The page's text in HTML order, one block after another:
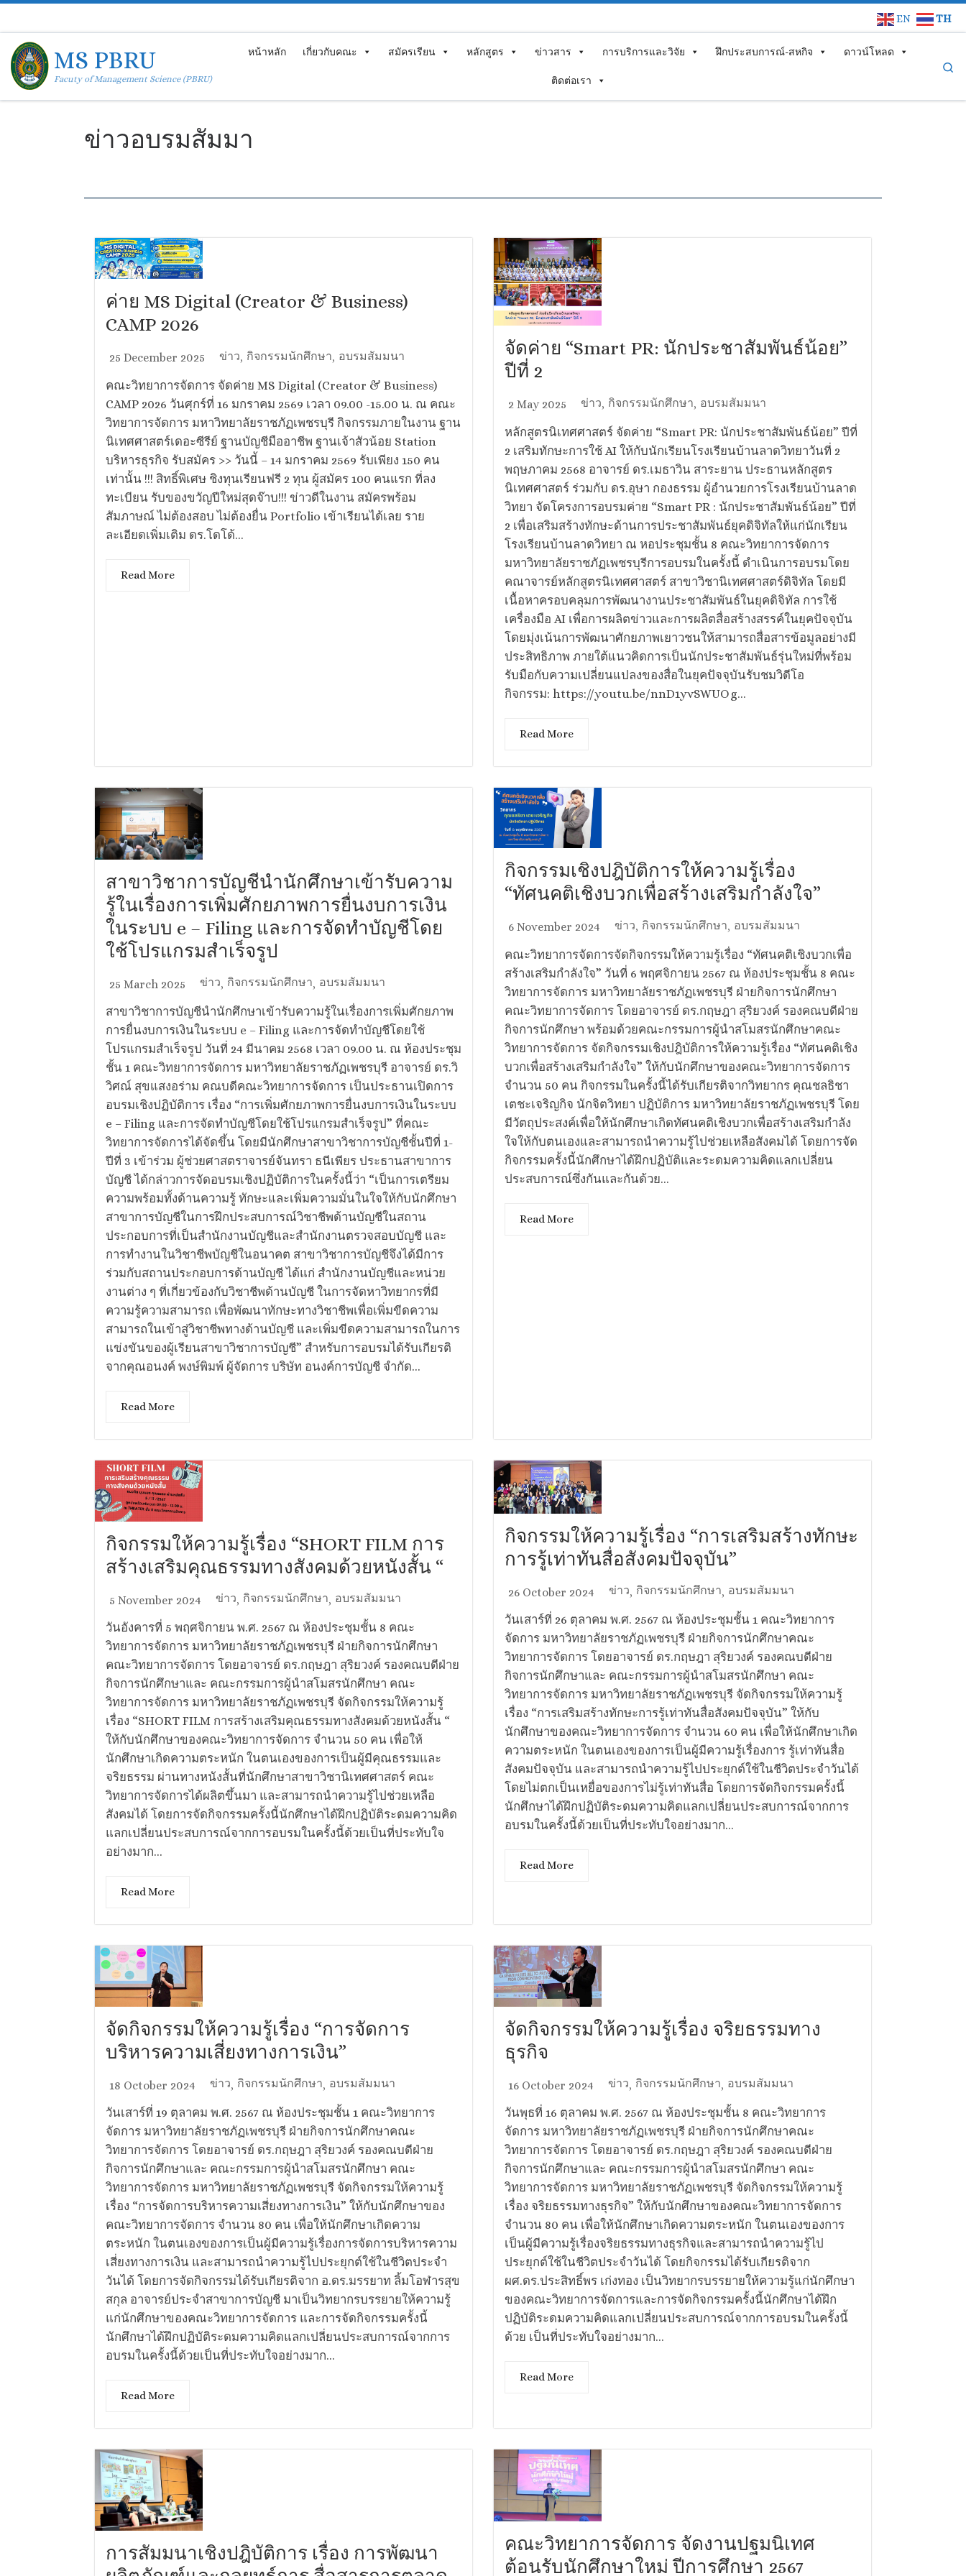
MS PBRU
Facuty of Management Science (PBRU)
หน้าหลัก เกี่ยวกับคณะ สมัครเรียน หลักสูตร ข่าวสาร การบริการและวิจัย ฝึกประสบการณ์-สหกิจ ดาวน์โหลด
ติดต่อเรา
ข่าวอบรมสัมมา
ค่าย MS Digital (Creator & Business)
CAMP 2026
25 December 2025 ข่าว, กิจกรรมนักศึกษา, อบรมสัมมนา
คณะวิทยาการจัดการ จัดค่าย MS Digital (Creator & Business)
CAMP 2026 วันศุกร์ที่ 16 มกราคม 2569 เวลา 09.00 -15.00 น. ณ คณะ
วิทยาการจัดการ มหาวิทยาลัยราชภัฏเพชรบุรี กิจกรรมภายในงาน ฐาน
นิเทศศาสตร์เดอะซีรีย์ ฐานบัญชีมืออาชีพ ฐานเจ้าสัวน้อย Station
บริหารธุรกิจ รับสมัคร >> วันนี้ – 14 มกราคม 2569 รับเพียง 150 คน
เท่านั้น !!! สิทธิ์พิเศษ ชิงทุนเรียนฟรี 2 ทุน ผู้สมัคร 100 คนแรก ที่ลง
ทะเบียน รับของขวัญปีใหม่สุดจ๊าบ!!! ข่าวดีในงาน สมัครพร้อม
สัมภาษณ์ ไม่ต้องสอบ ไม่ต้องยื่น Portfolio เข้าเรียนได้เลย ราย
ละเอียดเพิ่มเติม ดร.โดโด้...
Read More
จัดค่าย “Smart PR: นักประชาสัมพันธ์น้อย”
ปีที่ 2
2 May 2025 ข่าว, กิจกรรมนักศึกษา, อบรมสัมมนา
หลักสูตรนิเทศศาสตร์ จัดค่าย “Smart PR: นักประชาสัมพันธ์น้อย” ปีที่
2 เสริมทักษะการใช้ AI ให้กับนักเรียนโรงเรียนบ้านลาดวิทยาวันที่ 2
พฤษภาคม 2568 อาจารย์ ดร.เมธาวิน สาระยาน ประธานหลักสูตร
นิเทศศาสตร์ ร่วมกับ ดร.อุษา กองธรรม ผู้อำนวยการโรงเรียนบ้านลาด
วิทยา จัดโครงการอบรมค่าย “Smart PR : นักประชาสัมพันธ์น้อย” ปีที่
2 เพื่อเสริมสร้างทักษะด้านการประชาสัมพันธ์ยุคดิจิทัลให้แก่นักเรียน
โรงเรียนบ้านลาดวิทยา ณ หอประชุมชั้น 8 คณะวิทยาการจัดการ
มหาวิทยาลัยราชภัฏเพชรบุรีการอบรมในครั้งนี้ ดำเนินการอบรมโดย
คณาจารย์หลักสูตรนิเทศศาสตร์ สาขาวิชานิเทศศาสตร์ดิจิทัล โดยมี
เนื้อหาครอบคลุมการพัฒนางานประชาสัมพันธ์ในยุคดิจิทัล การใช้
เครื่องมือ AI เพื่อการผลิตข่าวและการผลิตสื่อสร้างสรรค์ในยุคปัจจุบัน
โดยมุ่งเน้นการพัฒนาศักยภาพเยาวชนให้สามารถสื่อสารข้อมูลอย่างมี
ประสิทธิภาพ ภายใต้แนวคิดการเป็นนักประชาสัมพันธ์รุ่นใหม่ที่พร้อม
รับมือกับความเปลี่ยนแปลงของสื่อในยุคปัจจุบันรับชมวิดีโอ
กิจกรรม: https://youtu.be/nnD1yvSWUOg...
Read More
สาขาวิชาการบัญชีนำนักศึกษาเข้ารับความ
รู้ในเรื่องการเพิ่มศักยภาพการยื่นงบการเงิน
ในระบบ e – Filing และการจัดทำบัญชีโดย
ใช้โปรแกรมสำเร็จรูป
25 March 2025 ข่าว, กิจกรรมนักศึกษา, อบรมสัมมนา
สาขาวิชาการบัญชีนำนักศึกษาเข้ารับความรู้ในเรื่องการเพิ่มศักยภาพ
การยื่นงบการเงินในระบบ e – Filing และการจัดทำบัญชีโดยใช้
โปรแกรมสำเร็จรูป วันที่ 24 มีนาคม 2568 เวลา 09.00 น. ณ ห้องประชุม
ชั้น 1 คณะวิทยาการจัดการ มหาวิทยาลัยราชภัฏเพชรบุรี อาจารย์ ดร.วิ
วิศณ์ สุขแสงอร่าม คณบดีคณะวิทยาการจัดการ เป็นประธานเปิดการ
อบรมเชิงปฏิบัติการ เรื่อง “การเพิ่มศักยภาพการยื่นงบการเงินในระบบ
e – Filing และการจัดทำบัญชีโดยใช้โปรแกรมสำเร็จรูป” ที่คณะ
วิทยาการจัดการได้จัดขึ้น โดยมีนักศึกษาสาขาวิชาการบัญชีชั้นปีที่ 1-
ปีที่ 3 เข้าร่วม ผู้ช่วยศาสตราจารย์จันทรา ธนีเพียร ประธานสาขาการ
บัญชี ได้กล่าวการจัดอบรมเชิงปฏิบัติการในครั้งนี้ว่า “เป็นการเตรียม
ความพร้อมทั้งด้านความรู้ ทักษะและเพิ่มความมั่นในใจให้กับนักศึกษา
สาขาการบัญชีในการฝึกประสบการณ์วิชาชีพด้านบัญชีในสถาน
ประกอบการที่เป็นสำนักงานบัญชีและสำนักงานตรวจสอบบัญชี และ
การทำงานในวิชาชีพบัญชีในอนาคต สาขาวิชาการบัญชีจึงได้มีการ
ร่วมกับสถานประกอบการด้านบัญชี ได้แก่ สำนักงานบัญชีและหน่วย
งานต่าง ๆ ที่เกี่ยวข้องกับวิชาชีพด้านบัญชี ในการจัดหาวิทยากรที่มี
ความรู้ความสามารถ เพื่อพัฒนาทักษะทางวิชาชีพเพื่อเพิ่มขีดความ
สามารถในเข้าสู่วิชาชีพทางด้านบัญชี และเพิ่มขีดความสามารถในการ
แข่งขันของผู้เรียนสาขาวิชาการบัญชี” สำหรับการอบรมได้รับเกียรติ
จากคุณอนงค์ พงษ์พิมพ์ ผู้จัดการ บริษัท อนงค์การบัญชี จำกัด...
Read More
กิจกรรมเชิงปฎิบัติการให้ความรู้เรื่อง
“ทัศนคติเชิงบวกเพื่อสร้างเสริมกำลังใจ”
6 November 2024 ข่าว, กิจกรรมนักศึกษา, อบรมสัมมนา
คณะวิทยาการจัดการจัดกิจกรรมให้ความรู้เรื่อง “ทัศนคติเชิงบวกเพื่อ
สร้างเสริมกำลังใจ” วันที่ 6 พฤศจิกายน 2567 ณ ห้องประชุมชั้น 8 คณะ
วิทยาการจัดการ มหาวิทยาลัยราชภัฏเพชรบุรี ฝ่ายกิจการนักศึกษา
คณะวิทยาการจัดการ โดยอาจารย์ ดร.กฤษฎา​ สุริยวงค์ รองคณบดีฝ่าย
กิจการนักศึกษา พร้อมด้วยคณะกรรมการผู้นำสโมสรนักศึกษาคณะ
วิทยาการจัดการ​ จัดกิจกรรมเชิงปฎิบัติการให้ความรู้เรื่อง “ทัศนคติเชิง
บวกเพื่อสร้างเสริมกำลังใจ” ให้กับนักศึกษาของคณะวิทยาการจัดการ
จำนวน 50 คน กิจกรรมในครั้งนี้ได้รับเกียรติจากวิทยากร คุณชลธิชา
เตชะเจริญกิจ นักจิตวิทยา ปฏิบัติการ มหาวิทยาลัยราชภัฏเพชรบุรี โดย
มีวัตถุประสงค์เพื่อให้นักศึกษาเกิดทัศนคติเชิงบวกเพื่อสร้างเสริมกำลัง
ใจให้กับตนเองและสามารถนำความรู้ไปช่วยเหลือสังคมได้ โดยการจัด
กิจกรรมครั้งนี้นักศึกษาได้ฝึกปฏิบัติและระดมความคิดแลกเปลี่ยน
ประสบการณ์ซึ่งกันและกันด้วย...
Read More
กิจกรรมให้ความรู้เรื่อง “SHORT FILM การ
สร้างเสริมคุณธรรมทางสังคมด้วยหนังสั้น “
5 November 2024 ข่าว, กิจกรรมนักศึกษา, อบรมสัมมนา
วันอังคารที่ 5 พฤศจิกายน พ.ศ. 2567 ณ ห้องประชุมชั้น 8 คณะ
วิทยาการจัดการ มหาวิทยาลัยราชภัฏเพชรบุรี ฝ่ายกิจการนักศึกษา
คณะวิทยาการจัดการ โดยอาจารย์ ดร.กฤษฎา​ สุริยวงค์ รองคณบดีฝ่าย
กิจการนักศึกษาและ คณะกรรมการผู้นำสโมสรนักศึกษา คณะ
วิทยาการจัดการ​ มหาวิทยาลัยราชภัฏเพชรบุรี จัดกิจกรรมให้ความรู้
เรื่อง “SHORT FILM การสร้างเสริมคุณธรรมทางสังคมด้วยหนังสั้น “
ให้กับนักศึกษาของคณะวิทยาการจัดการ จำนวน 50 คน เพื่อให้
นักศึกษาเกิดความตระหนัก ในตนเองของการเป็นผู้มีคุณธรรมและ
จริยธรรม ผ่านทางหนังสั้นที่นักศึกษาสาขาวิชานิเทศศาสตร์ คณะ
วิทยาการจัดการได้ผลิตขึ้นมา และสามารถนำความรู้ไปช่วยเหลือ
สังคมได้ โดยการจัดกิจกรรมครั้งนี้นักศึกษาได้ฝึกปฏิบัติระดมความคิด
แลกเปลี่ยนประสบการณ์จากการอบรมในครั้งนี้ด้วยเป็นที่ประทับใจ
อย่างมาก...
Read More
กิจกรรมให้ความรู้เรื่อง “การเสริมสร้างทักษะ
การรู้เท่าทันสื่อสังคมปัจจุบัน”
26 October 2024 ข่าว, กิจกรรมนักศึกษา, อบรมสัมมนา
วันเสาร์ที่ 26 ตุลาคม พ.ศ. 2567 ณ ห้องประชุมชั้น 1 คณะวิทยาการ
จัดการ มหาวิทยาลัยราชภัฏเพชรบุรี ฝ่ายกิจการนักศึกษาคณะ
วิทยาการจัดการ โดยอาจารย์ ดร.กฤษฎา​ สุริยวงค์ รองคณบดีฝ่าย
กิจการนักศึกษาและ คณะกรรมการผู้นำสโมสรนักศึกษา คณะ
วิทยาการจัดการ​ มหาวิทยาลัยราชภัฏเพชรบุรี จัดกิจกรรมให้ความรู้
เรื่อง “การเสริมสร้างทักษะการรู้เท่าทันสื่อสังคมปัจจุบัน” ให้กับ
นักศึกษาของคณะวิทยาการจัดการ จำนวน 60 คน เพื่อให้นักศึกษาเกิด
ความตระหนัก ในตนเองของการเป็นผู้มีความรู้เรื่องการ รู้เท่าทันสื่อ
สังคมปัจจุบัน และสามารถนำความรู้ไปประยุกต์ใช้ในชีวิตประจำวันได้
โดยไม่ตกเป็นเหยื่อของการไม่รู้เท่าทันสื่อ โดยการจัดกิจกรรมครั้งนี้
นักศึกษาได้ฝึกปฏิบัติระดมความคิดแลกเปลี่ยนประสบการณ์จากการ
อบรมในครั้งนี้ด้วยเป็นที่ประทับใจอย่างมาก...
Read More
จัดกิจกรรมให้ความรู้เรื่อง “การจัดการ
บริหารความเสี่ยงทางการเงิน”
18 October 2024 ข่าว, กิจกรรมนักศึกษา, อบรมสัมมนา
วันเสาร์ที่ 19 ตุลาคม พ.ศ. 2567 ณ ห้องประชุมชั้น 1 คณะวิทยาการ
จัดการ มหาวิทยาลัยราชภัฏเพชรบุรี ฝ่ายกิจการนักศึกษาคณะ
วิทยาการจัดการ โดยอาจารย์ ดร.กฤษฎา​ สุริยวงค์ รองคณบดีฝ่าย
กิจการนักศึกษาและ คณะกรรมการผู้นำสโมสรนักศึกษา คณะ
วิทยาการจัดการ​ มหาวิทยาลัยราชภัฏเพชรบุรี จัดกิจกรรมให้ความรู้
เรื่อง “การจัดการบริหารความเสี่ยงทางการเงิน” ให้กับนักศึกษาของ
คณะวิทยาการจัดการ จำนวน 80 คน เพื่อให้นักศึกษาเกิดความ
ตระหนัก ในตนเองของการเป็นผู้มีความรู้เรื่องการจัดการบริหารความ
เสี่ยงทางการเงิน และสามารถนำความรู้ไปประยุกต์ใช้ในชีวิตประจำ
วันได้ โดยการจัดกิจกรรมได้รับเกียรติจาก อ.ดร.มรรยาท ลิ้มโอฬารสุข
สกุล อาจารย์ประจำสาขาการบัญชี มาเป็นวิทยากรบรรยายให้ความรู้
แก่นักศึกษาของคณะวิทยาการจัดการ และการจัดกิจกรรมครั้งนี้
นักศึกษาได้ฝึกปฏิบัติระดมความคิดแลกเปลี่ยนประสบการณ์จากการ
อบรมในครั้งนี้ด้วยเป็นที่ประทับใจอย่างมาก...
Read More
จัดกิจกรรมให้ความรู้เรื่อง จริยธรรมทาง
ธุรกิจ
16 October 2024 ข่าว, กิจกรรมนักศึกษา, อบรมสัมมนา
วันพุธที่ 16 ตุลาคม พ.ศ. 2567 ณ ห้องประชุมชั้น 8 คณะวิทยาการ
จัดการ มหาวิทยาลัยราชภัฏเพชรบุรี ฝ่ายกิจการนักศึกษาคณะ
วิทยาการจัดการ โดยอาจารย์ ดร.กฤษฎา​ สุริยวงค์ รองคณบดีฝ่าย
กิจการนักศึกษาและ คณะกรรมการผู้นำสโมสรนักศึกษา คณะ
วิทยาการจัดการ​ มหาวิทยาลัยราชภัฏเพชรบุรี จัดกิจกรรมให้ความรู้
เรื่อง จริยธรรมทางธุรกิจ” ให้กับนักศึกษาของคณะวิทยาการจัดการ
จำนวน 80 คน เพื่อให้นักศึกษาเกิดความตระหนัก ในตนเองของการ
เป็นผู้มีความรู้เรื่องจริยธรรมทางธุรกิจและสามารถนำความรู้ไป
ประยุกต์ใช้ในชีวิตประจำวันได้ โดยกิจกรรมได้รับเกียรติจาก
ผศ.ดร.ประสิทธิ์พร เก่งทอง เป็นวิทยากรบรรยายให้ความรู้แก่นักศึกษา
ของคณะวิทยาการจัดการและการจัดกิจกรรมครั้งนี้นักศึกษาได้ฝึก
ปฏิบัติระดมความคิดแลกเปลี่ยนประสบการณ์จากการอบรมในครั้งนี้
ด้วย เป็นที่ประทับใจอย่างมาก...
Read More
การสัมมนาเชิงปฎิบัติการ เรื่อง การพัฒนา
คณะวิทยาการจัดการ จัดงานปฐมนิเทศ
ต้อนรับนักศึกษาใหม่ ปีการศึกษา 2567
EN TH